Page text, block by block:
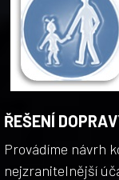
ŘEŠENÍ
Provádíme návrh
nejzranitelnější